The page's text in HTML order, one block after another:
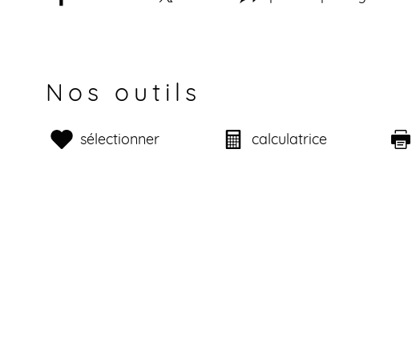
Nos outils
sélectionner calculatrice